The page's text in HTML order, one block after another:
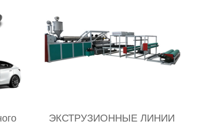
ЭКСТРУЗИОННЫЕ ЛИНИИ